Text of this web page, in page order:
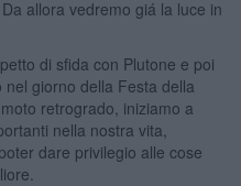
allora vedremo giá la luce in
di sfida con Plutone e poi
giorno della Festa della
retrogrado, iniziamo a
nella nostra vita,
dare privilegio alle cose